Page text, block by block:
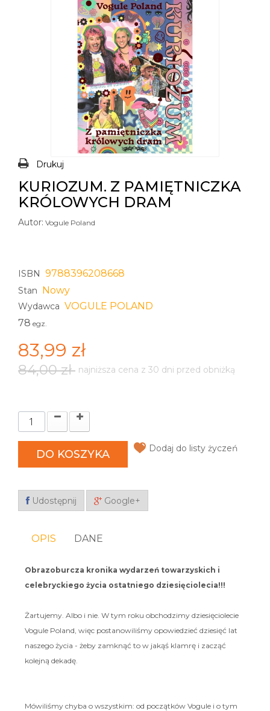
Drukuj
KURIOZUM. Z PAMIĘTNICZKA
KRÓLOWYCH DRAM
Autor: Vogule Poland
ISBN 9788396208668
Stan Nowy
Wydawca VOGULE POLAND
78 egz.
83,99 zł
84,00 zł najniższa cena z 30 dni przed obniżką
DO KOSZYKA Dodaj do listy życzeń
Udostępnij Google+
OPIS DANE
Obrazoburcza kronika wydarzeń towarzyskich i
celebryckiego życia ostatniego dziesięciolecia!!!
Żartujemy. Albo i nie. W tym roku obchodzimy dziesięciolecie
Vogule Poland, więc postanowiliśmy opowiedzieć dziesięć lat
naszego życia - żeby zamknąć to w jakąś klamrę i zacząć
kolejną dekadę.
Mówiliśmy chyba o wszystkim: od początków Vogule i o tym